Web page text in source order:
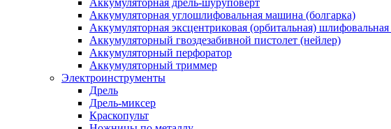
Аккумуляторная дрель-шуруповёрт
Аккумуляторная углошлифовальная машина (болгарка)
Аккумуляторная эксцентриковая (орбитальная)
Аккумуляторный гвоздезабивной пистолет (нейлер)
Аккумуляторный перфоратор
Аккумуляторный триммер
Электроинструменты
Дрель
Дрель-миксер
Краскопульт